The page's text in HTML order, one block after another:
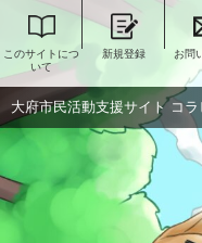
このサイトにつ
いて
新規登録 お問
大府市民活動支援サイト コラ